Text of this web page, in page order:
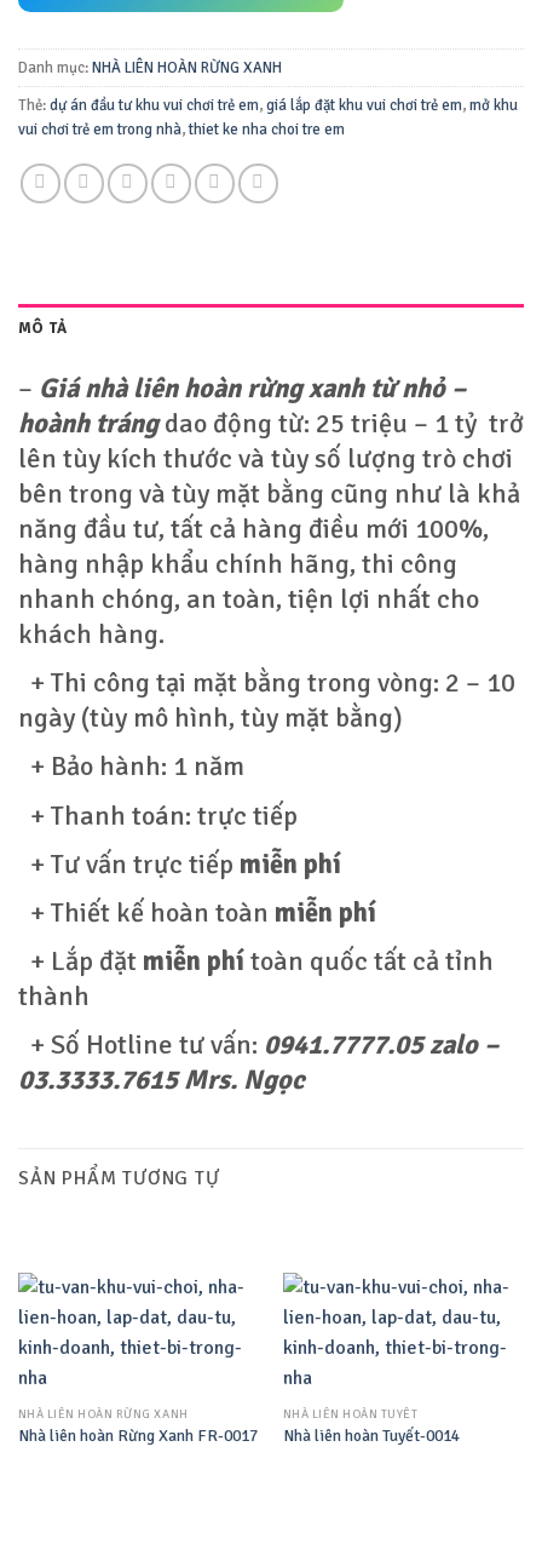
Danh mục:NHÀ LIÊN HOÀN RỪNG XANH
Thẻ:dự án đầu tư khu vui chơi trẻ em,giá lắp đặt khu vui chơi trẻ em,mở khu
vui chơi trẻ em trong nhà,thiet ke nha choi tre em
MÔ TẢ
– Giá nhà liên hoàn rừng xanh từ nhỏ –
hoành trángdao động từ: 25 triệu – 1 tỷ trở
lên tùy kích thước và tùy số lượng trò chơi
bên trong và tùy mặt bằng cũng như là khả
năng đầu tư, tất cả hàng điều mới 100%,
hàng nhập khẩu chính hãng, thi công
nhanh chóng, an toàn, tiện lợi nhất cho
khách hàng.
+ Thi công tại mặt bằng trong vòng: 2 – 10
ngày (tùy mô hình, tùy mặt bằng)
+ Bảo hành: 1 năm
+ Thanh toán: trực tiếp
+ Tư vấn trực tiếp miễn phí
+ Thiết kế hoàn toàn miễn phí
+ Lắp đặt miễn phítoàn quốc tất cả tỉnh
thành
+ Số Hotline tư vấn: 0941.7777.05 zalo –
03.3333.7615 Mrs. Ngọc
SẢN PHẨM TƯƠNG TỰ
NHÀ LIÊN HOÀN RỪNG XANH
Nhà liên hoàn Rừng Xanh FR-0017
NHÀ LIÊN HOÀN TUYẾT
Nhà liên hoàn Tuyết-0014